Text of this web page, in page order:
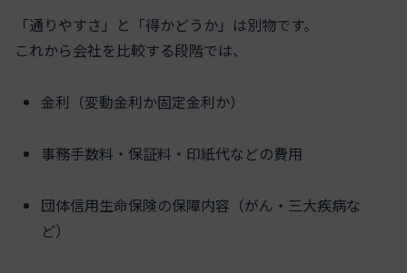
「通りやすさ」と「得かどうか」は別物です。
これから会社を比較する段階では、
金利（変動金利か固定金利か）
事務手数料・保証料・印紙代などの費用
団体信用生命保険の保障内容（がん・三大疾病な
ど）